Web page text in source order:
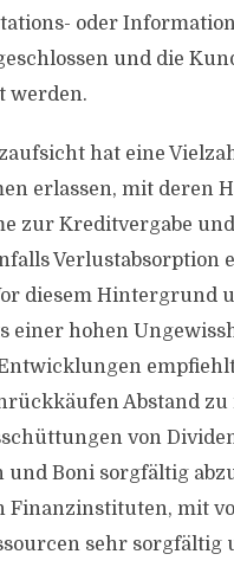
oder
und die
werden.
hat eine
erlassen, mit deren
zur Kreditvergabe und
Verlustabsorption
diesem Hintergrund
einer hohen
Abstand zu
von
und Boni sorgfältig
Finanzinstituten, mit
sehr sorgfältig